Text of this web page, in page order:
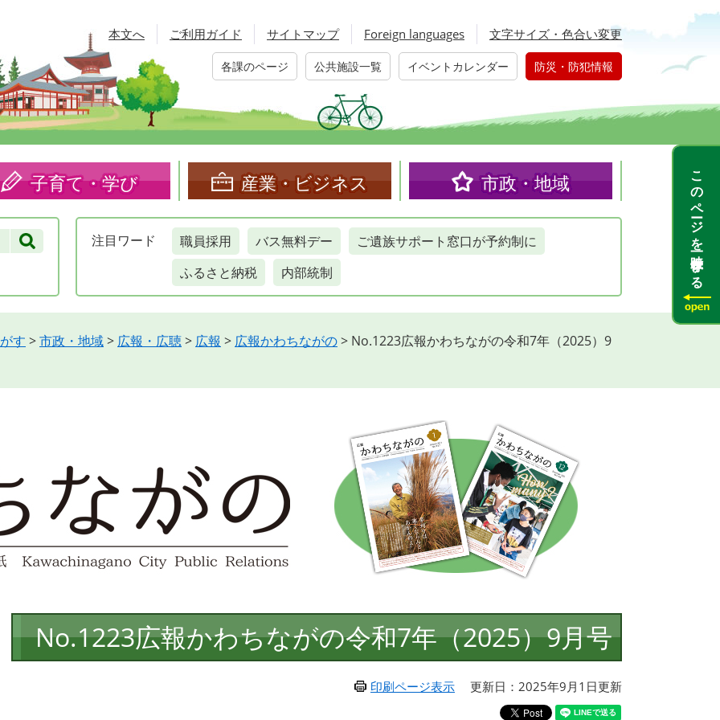
本文へ ご利用ガイド サイトマップ Foreign languages 文字サイズ・色合い変更
各課のページ 公共施設一覧 イベントカレンダー 防災・防犯情報
子育て・学び 産業・ビジネス 市政・地域
注目 ワード 職員採用 バス無料デー
ご遺族サポート窓口が予約制に
ふるさと納税
内部統制
す >市政・地域> 広報・広聴> 広報 > 広報かわちながの> No.1223広報かわちながの令和7年（2025）9
文
No.1223広報かわちながの令和7年（2025）9月号
印刷ページ表示 更新日：2025年9月1日更新
このページを一時保存する